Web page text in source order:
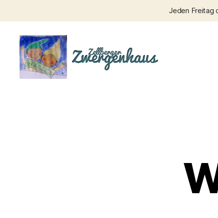
Jeden Freitag